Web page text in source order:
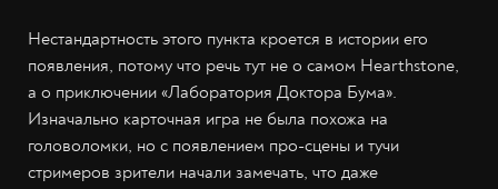
Нестандартность этого пункта кроется в истории его
появления, потому что речь тут не о самом Hearthstone,
а о приключении «Лаборатория Доктора Бума».
Изначально карточная игра не была похожа на
головоломки, но с появлением про-сцены и тучи
стримеров зрители начали замечать, что даже